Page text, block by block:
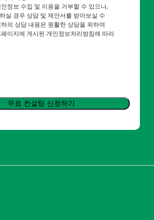
정보 수집 및 이용을 거부할 수 있으나,
실 경우 상담 및 제안서를 받아보실 수
의 상담 내용은 원활한 상담을 위하여
이지에 게시된 개인정보처리방침에 따라